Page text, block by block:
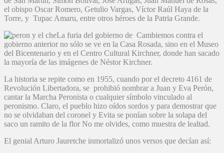
el obispo Oscar Romero, Getulio Vargas, Víctor Raúl Haya de la
Torre, y Tupac Amaru, entre otros héroes de la Patria Grande.
La furia del gobierno de Cambiemos contra el
gobierno anterior no sólo se ve en la Casa Rosada, sino en el Museo
del Bicentenario y en el Centro Cultural Kirchner, donde han sacado
la mayoría de las imágenes de Néstor Kirchner.
La historia se repite como en 1955, cuando por el decreto 4161 de
Revolución Libertadora, se prohibió nombrar a Juan y Eva Perón,
cantar la Marcha Peronista o cualquier símbolo vinculado al
peronismo. Claro, el pueblo hizo oídos sordos y para demostrar que
no se olvidaban del coronel y Evita se ponían sobre la solapa del
saco un ramito de la flor No me olvides, como muestra de lealtad.
El genial Arturo Jauretche inmortalizó unos versos que decían así: